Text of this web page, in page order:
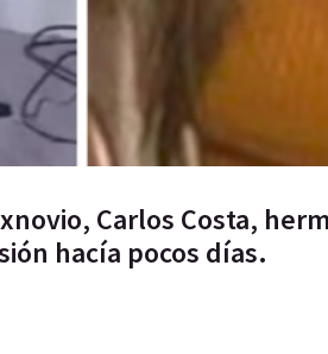
Carlos Costa,
hacía pocos días.